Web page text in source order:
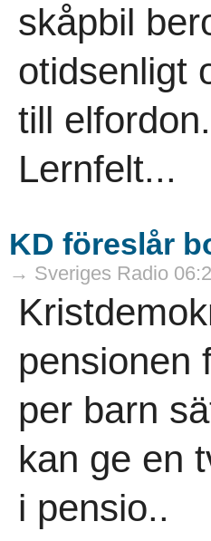
skåpbil
otidsenligt
till
Lernfelt...
KD föreslår
→ Sveriges Radio
pensionen
per barn
kan ge en
i pensio..